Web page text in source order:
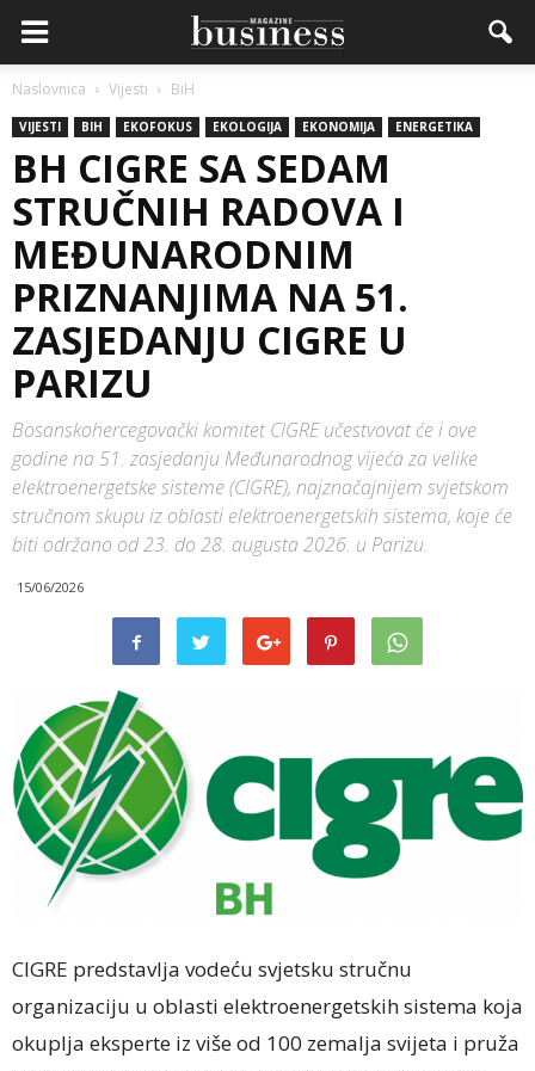
Naslovnica Vijesti BiH
VIJESTI BIH EKOFOKUS EKOLOGIJA EKONOMIJA ENERGETIKA
BH CIGRE SA SEDAM
STRUČNIH RADOVA I
MEĐUNARODNIM
PRIZNANJIMA NA 51.
ZASJEDANJU CIGRE U
PARIZU
Bosanskohercegovački komitet CIGRE učestvovat će i ove
godine na 51. zasjedanju Međunarodnog vijeća za velike
elektroenergetske sisteme (CIGRE), najznačajnijem svjetskom
stručnom skupu iz oblasti elektroenergetskih sistema, koje će
biti održano od 23. do 28. augusta 2026. u Parizu.
15/06/2026
CIGRE predstavlja vodeću svjetsku stručnu
organizaciju u oblasti elektroenergetskih sistema koja
okuplja eksperte iz više od 100 zemalja svijeta i pruža